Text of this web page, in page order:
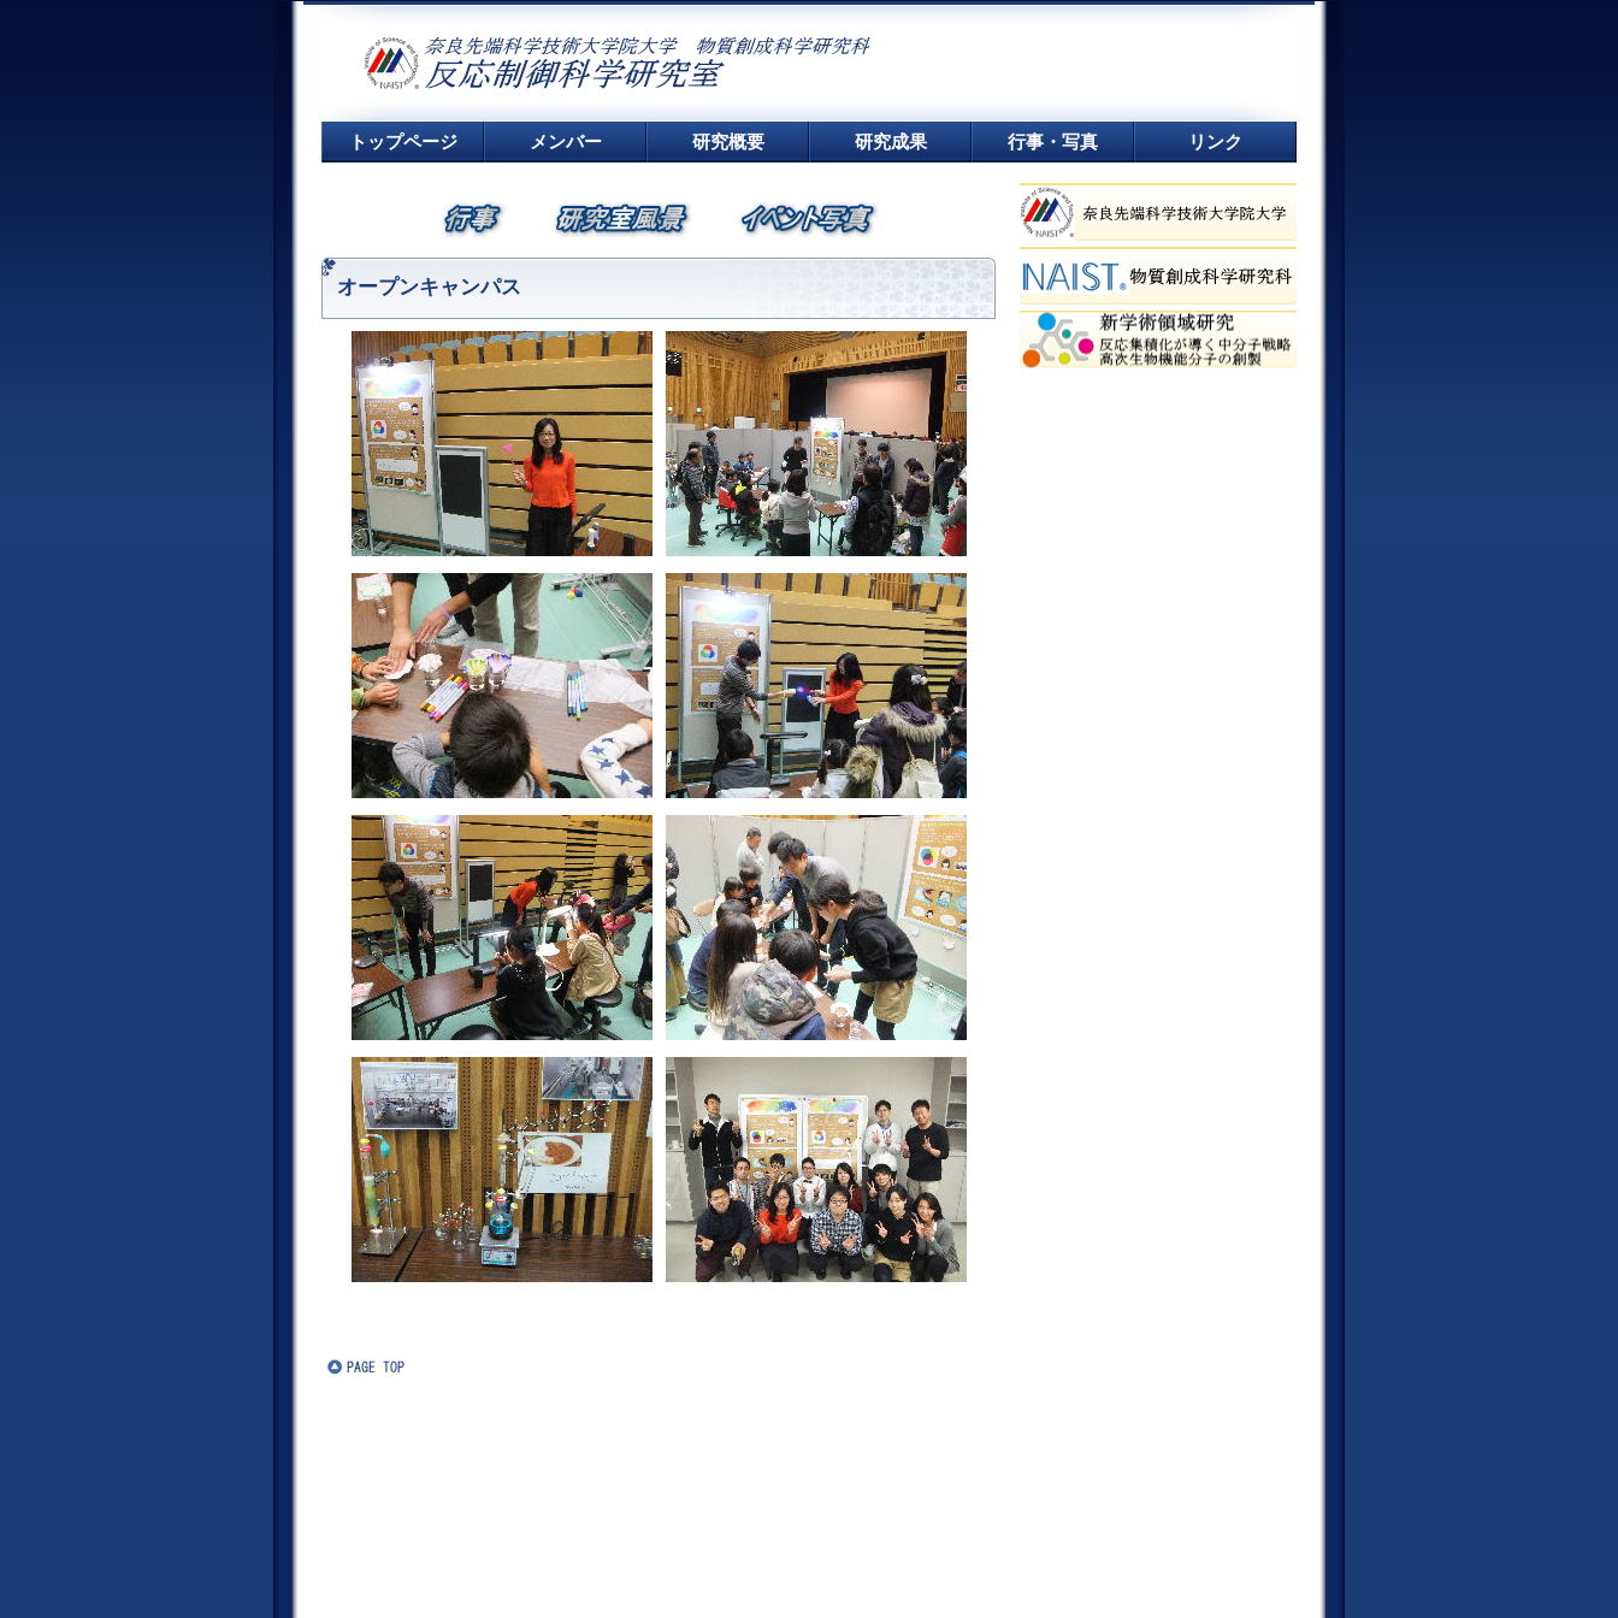
電話でのご予約・お問い合わせは
〒630-0101 奈良県生駒市高山町8916-5
オープンキャンパス
トップページ メンバー 研究概要 研究成果 行事・写真 リンク